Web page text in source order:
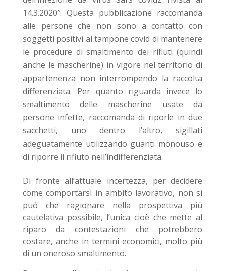
14.3.2020″. Questa pubblicazione raccomanda
alle persone che non sono a contatto con
soggetti positivi al tampone covid di mantenere
le procedure di smaltimento dei rifiuti (quindi
anche le mascherine) in vigore nel territorio di
appartenenza non interrompendo la raccolta
differenziata. Per quanto riguarda invece lo
smaltimento delle mascherine usate da
persone infette, raccomanda di riporle in due
sacchetti, uno dentro l’altro, sigillati
adeguatamente utilizzando guanti monouso e
di riporre il rifiuto nell’indifferenziata.
Di fronte all’attuale incertezza, per decidere
come comportarsi in ambito lavorativo, non si
può che ragionare nella prospettiva più
cautelativa possibile, l’unica cioè che mette al
riparo da contestazioni che potrebbero
costare, anche in termini economici, molto più
di un oneroso smaltimento.